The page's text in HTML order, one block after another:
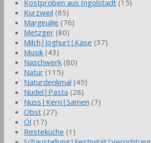
Kostproben aus Ingolstadt (15)
Kurzweil (85)
Marginalie (76)
Metzger (80)
Milch|Joghurt|Käse (37)
Musik (43)
Naschwerk (80)
Natur (115)
Naturdenkmal (45)
Nudel|Pasta (28)
Nuss|Kern|Samen (7)
Obst (27)
Öl (17)
Resteküche (1)